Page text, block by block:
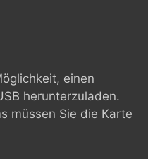
einen
herunterzuladen.
müssen Sie die Karte